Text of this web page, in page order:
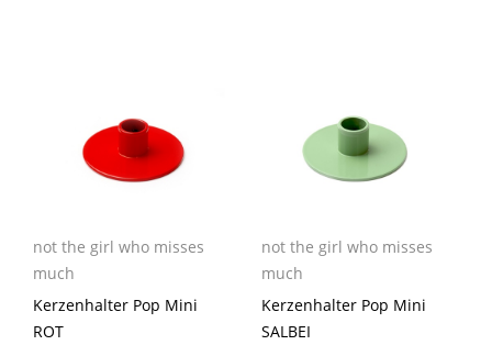
not the girl who misses
much
Kerzenhalter Pop Mini
ROT
not the girl who misses
much
Kerzenhalter Pop Mini
SALBEI